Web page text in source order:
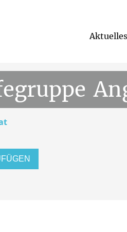
Aktuelles
1. Juni 2026, 19:00 Uhr